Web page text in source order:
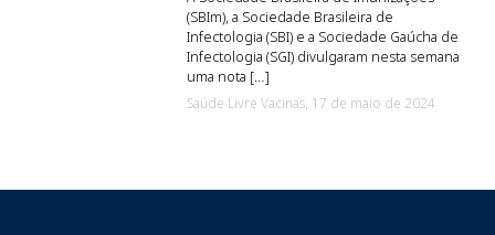
(SBIm), a Sociedade Brasileira de
Infectologia (SBI) e a Sociedade Gaúcha de
Infectologia (SGI) divulgaram nesta semana
uma nota […]
Saúde Livre Vacinas, 17 de maio de 2024